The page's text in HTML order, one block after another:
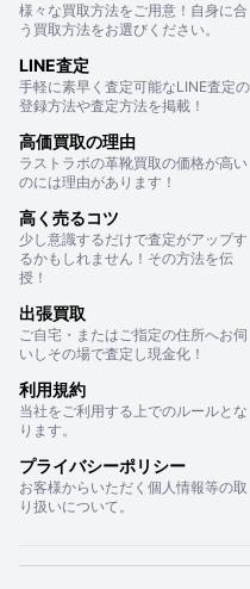
様々な買取方法をご用意！自身に合
う買取方法をお選びください。
LINE査定
手軽に素早く査定可能なLINE査定の
登録方法や査定方法を掲載！
高価買取の理由
ラストラボの革靴買取の価格が高い
のには理由があります！
高く売るコツ
少し意識するだけで査定がアップす
るかもしれません！その方法を伝
授！
出張買取
ご自宅・またはご指定の住所へお伺
いしその場で査定し現金化！
利用規約
当社をご利用する上でのルールとな
ります。
プライバシーポリシー
お客様からいただく個人情報等の取
り扱いについて。